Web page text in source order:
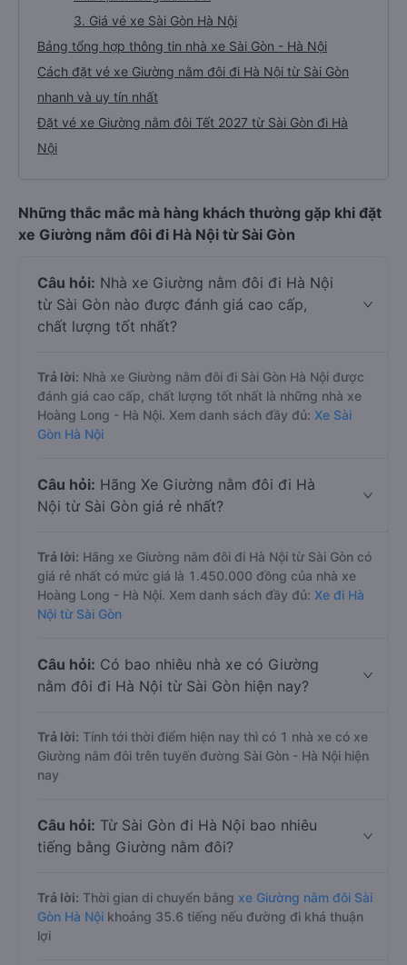
3. Giá vé xe Sài Gòn Hà Nội
Bảng tổng hợp thông tin nhà xe Sài Gòn - Hà Nội
Cách đặt vé xe Giường nằm đôi đi Hà Nội từ Sài Gòn
nhanh và uy tín nhất
Đặt vé xe Giường nằm đôi Tết 2027 từ Sài Gòn đi Hà
Nội
Những thắc mắc mà hàng khách thường gặp khi đặt
xe Giường nằm đôi đi Hà Nội từ Sài Gòn
Câu hỏi: Nhà xe Giường nằm đôi đi Hà Nội
từ Sài Gòn nào được đánh giá cao cấp,
chất lượng tốt nhất?
Trả lời: Nhà xe Giường nằm đôi đi Sài Gòn Hà Nội được
đánh giá cao cấp, chất lượng tốt nhất là những nhà xe
Hoàng Long - Hà Nội. Xem danh sách đầy đủ: Xe Sài
Gòn Hà Nội
Câu hỏi: Hãng Xe Giường nằm đôi đi Hà
Nội từ Sài Gòn giá rẻ nhất?
Trả lời: Hãng xe Giường nằm đôi đi Hà Nội từ Sài Gòn có
giá rẻ nhất có mức giá là 1.450.000 đồng của nhà xe
Hoàng Long - Hà Nội. Xem danh sách đầy đủ: Xe đi Hà
Nội từ Sài Gòn
Câu hỏi: Có bao nhiêu nhà xe có Giường
nằm đôi đi Hà Nội từ Sài Gòn hiện nay?
Trả lời: Tính tới thời điểm hiện nay thì có 1 nhà xe có xe
Giường nằm đôi trên tuyến đường Sài Gòn - Hà Nội hiện
nay
Câu hỏi: Từ Sài Gòn đi Hà Nội bao nhiêu
tiếng bằng Giường nằm đôi?
Trả lời: Thời gian di chuyển bằng xe Giường nằm đôi Sài
Gòn Hà Nội khoảng 35.6 tiếng nếu đường đi khá thuận
lợi